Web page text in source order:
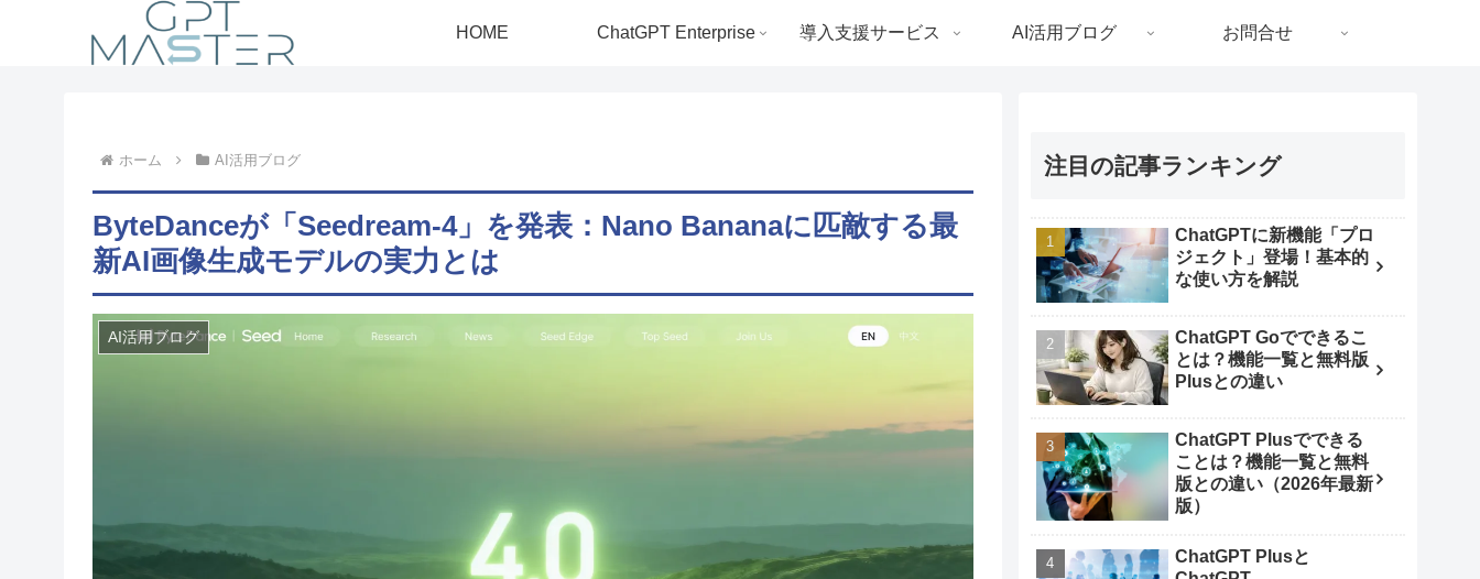
HOME ChatGPT Enterprise 導入支援サービス AI活用ブログ お問合せ
ホーム AI活用ブログ
ByteDanceが「Seedream-4」を発表：Nano Bananaに匹敵する最
新AI画像生成モデルの実力とは
AI活用ブログ
注目の記事ランキング
ChatGPTに新機能「プロ
ジェクト」登場！基本的
な使い方を解説
ChatGPT Goでできるこ
とは？機能一覧と無料版
Plusとの違い
ChatGPT Plusでできる
ことは？機能一覧と無料
版との違い（2026年最新
版）
ChatGPT Plusと